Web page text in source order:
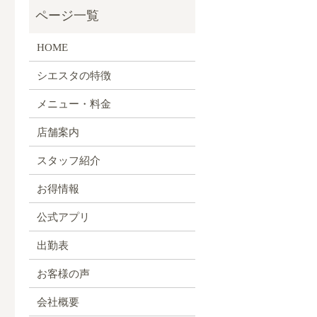
HOME
シエスタの特徴
メニュー・料金
店舗案内
スタッフ紹介
お得情報
公式アプリ
出勤表
お客様の声
会社概要